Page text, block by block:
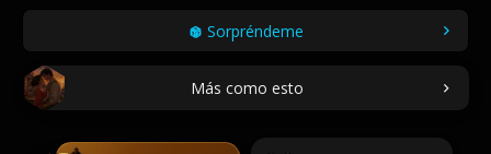
Sorpréndeme
Más como esto